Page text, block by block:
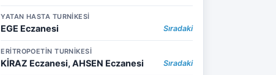
YATAN HASTA TURNİKESİ
EGE Eczanesi Sıradaki
ERİTROPOETİN TURNİKESİ
KİRAZ Eczanesi, AHSEN Eczanesi Sıradaki